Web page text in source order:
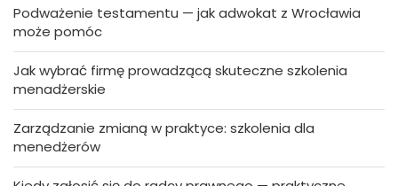
Podważenie testamentu — jak adwokat z Wrocławia
może pomóc
Jak wybrać firmę prowadzącą skuteczne szkolenia
menadżerskie
Zarządzanie zmianą w praktyce: szkolenia dla
menedżerów